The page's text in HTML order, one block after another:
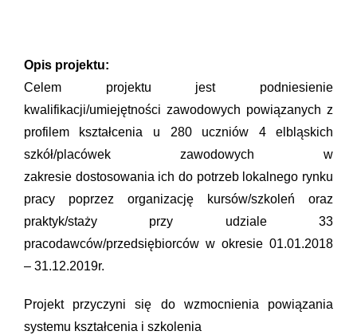
Opis projektu:
Celem projektu jest podniesienie
kwalifikacji/umiejętności zawodowych powiązanych z
profilem kształcenia u 280 uczniów 4 elbląskich
szkół/placówek zawodowych w
zakresie dostosowania ich do potrzeb lokalnego rynku
pracy poprzez organizację kursów/szkoleń oraz
praktyk/staży przy udziale 33
pracodawców/przedsiębiorców w okresie 01.01.2018
– 31.12.2019r.
Projekt przyczyni się do wzmocnienia powiązania
systemu kształcenia i szkolenia